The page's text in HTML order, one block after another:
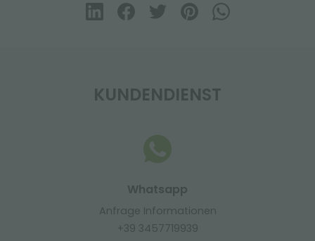
KUNDENDIENST
Whatsapp
Anfrage Informationen
+39 3457719939